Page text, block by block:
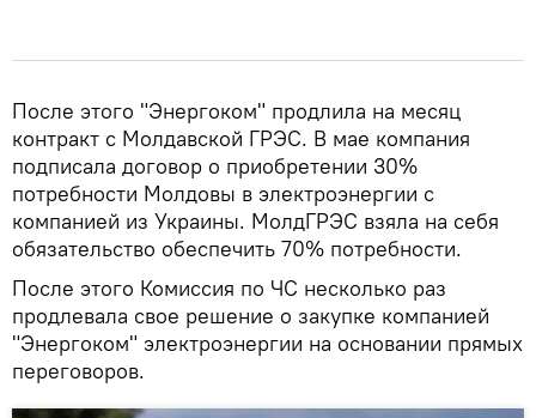
После этого "Энергоком" продлила на месяц
контракт с Молдавской ГРЭС. В мае компания
подписала договор о приобретении 30%
потребности Молдовы в электроэнергии с
компанией из Украины. МолдГРЭС взяла на себя
обязательство обеспечить 70% потребности.
После этого Комиссия по ЧС несколько раз
продлевала свое решение о закупке компанией
"Энергоком" электроэнергии на основании прямых
переговоров.